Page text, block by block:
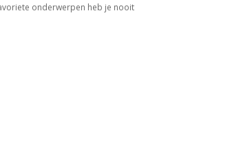
onderwerpen heb je nooit